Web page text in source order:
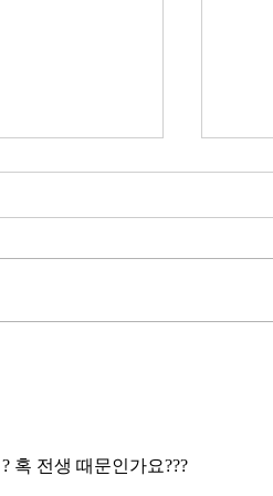
가
치고 있다. 미
국이 뭔지부터
중
서론
는
혹 전생 때문인가요???